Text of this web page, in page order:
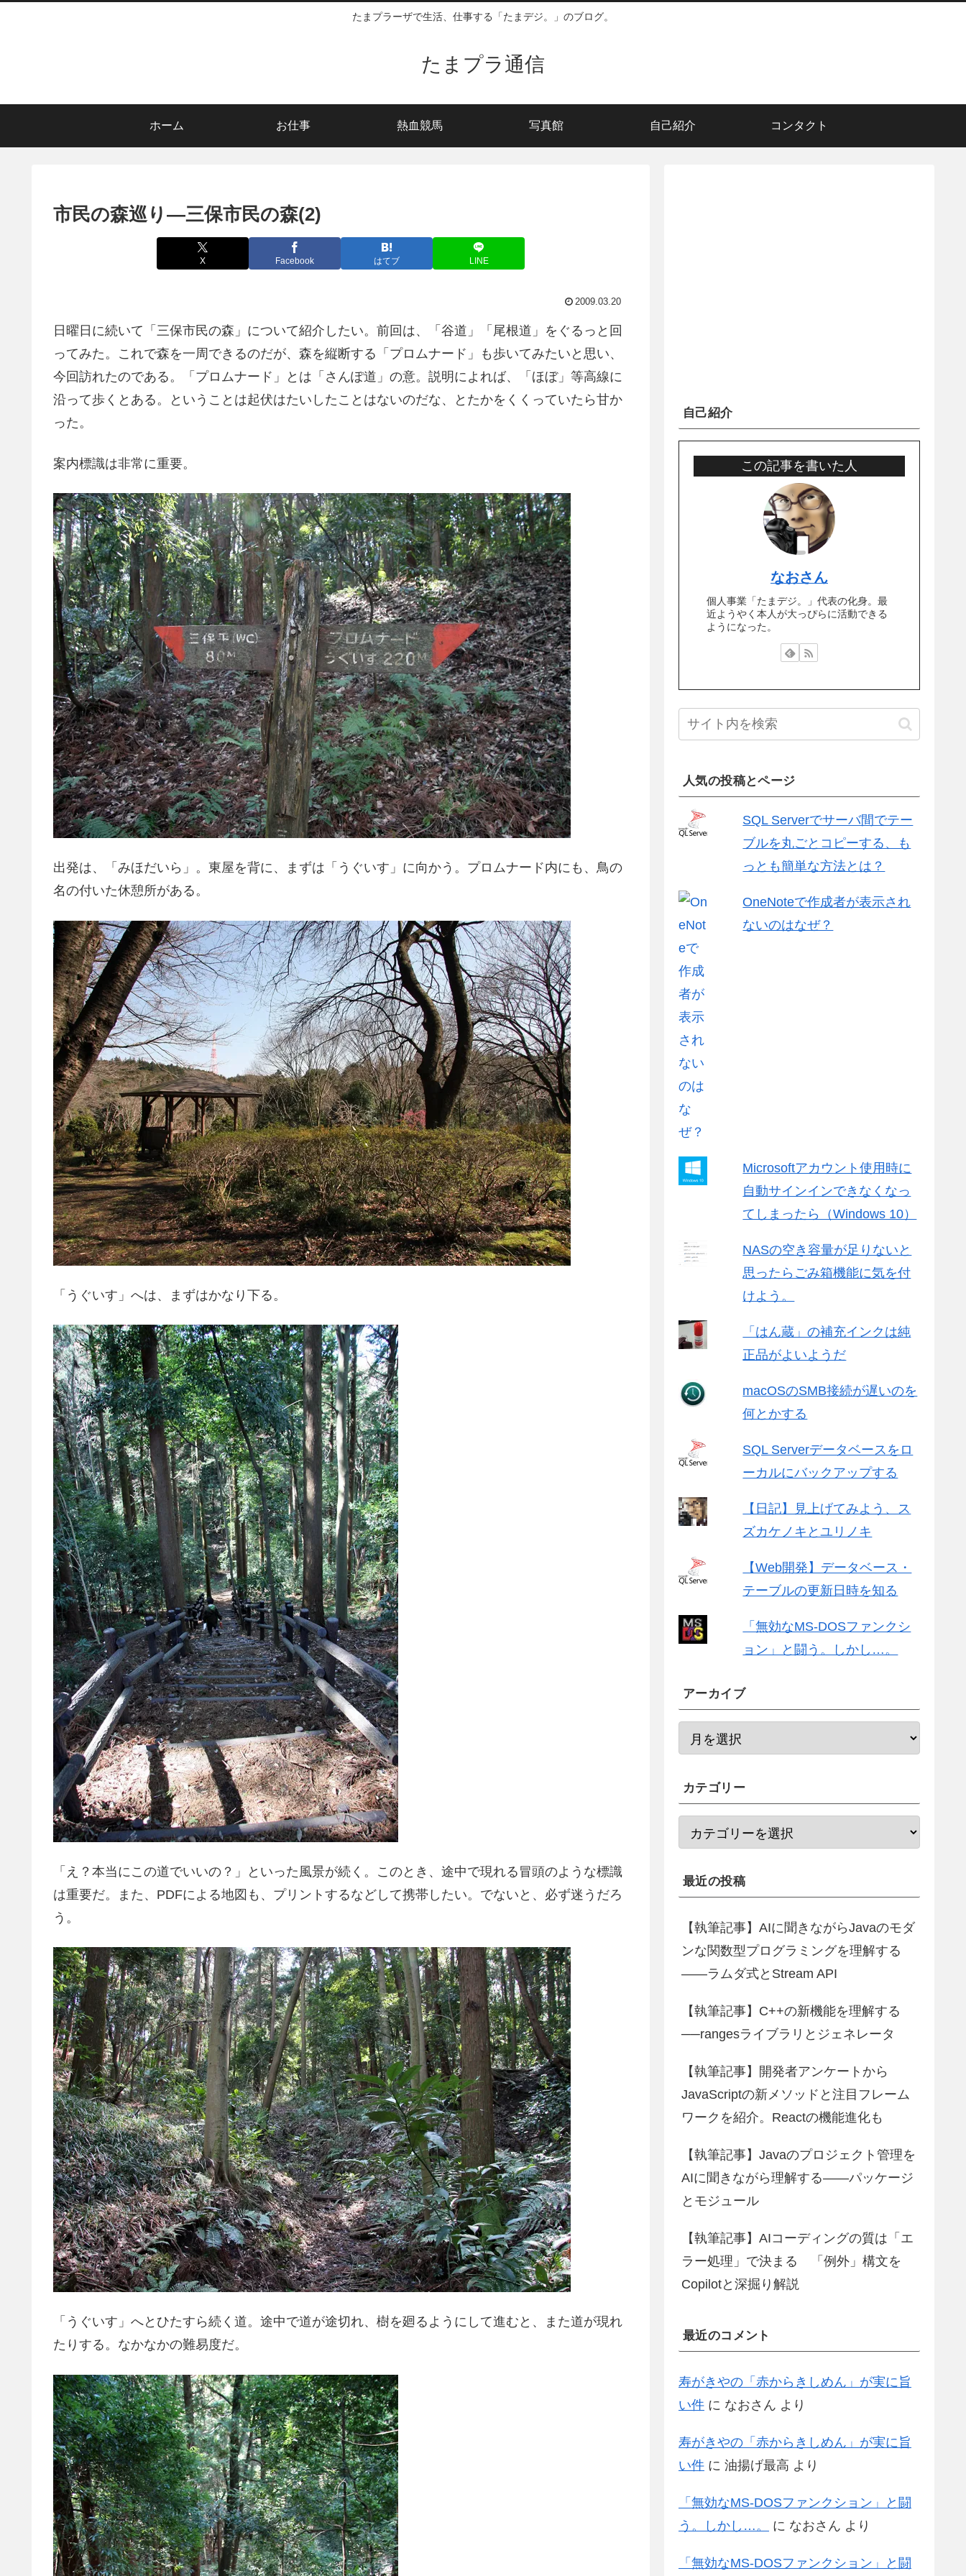
たまプラーザで生活、仕事する「たまデジ。」のブログ。
たまプラ通信
ホーム お仕事 熱血競馬 写真館 自己紹介 コンタクト
市民の森巡り―三保市民の森(2)
X Facebook はてブ LINE
2009.03.20
日曜日に続いて「三保市民の森」について紹介したい。前回は、「谷道」「尾根道」をぐるっと回
ってみた。これで森を一周できるのだが、森を縦断する「プロムナード」も歩いてみたいと思い、
今回訪れたのである。「プロムナード」とは「さんぽ道」の意。説明によれば、「ほぼ」等高線に
沿って歩くとある。ということは起伏はたいしたことはないのだな、とたかをくくっていたら甘か
った。
案内標識は非常に重要。
出発は、「みほだいら」。東屋を背に、まずは「うぐいす」に向かう。プロムナード内にも、鳥の
名の付いた休憩所がある。
「うぐいす」へは、まずはかなり下る。
「え？本当にこの道でいいの？」といった風景が続く。このとき、途中で現れる冒頭のような標識
は重要だ。また、PDFによる地図も、プリントするなどして携帯したい。でないと、必ず迷うだろ
う。
「うぐいす」へとひたすら続く道。途中で道が途切れ、樹を廻るようにして進むと、また道が現れ
たりする。なかなかの難易度だ。
自己紹介
この記事を書いた人
なおさん
個人事業「たまデジ。」代表の化身。最
近ようやく本人が大っぴらに活動できる
ようになった。
人気の投稿とページ
SQL Serverでサーバ間でテー
ブルを丸ごとコピーする、も
っとも簡単な方法とは？
OneNoteで作成者が表示され
ないのはなぜ？
Microsoftアカウント使用時に
自動サインインできなくなっ
てしまったら（Windows 10）
NASの空き容量が足りないと
思ったらごみ箱機能に気を付
けよう。
「はん蔵」の補充インクは純
正品がよいようだ
macOSのSMB接続が遅いのを
何とかする
SQL Serverデータベースをロ
ーカルにバックアップする
【日記】見上げてみよう、ス
ズカケノキとユリノキ
【Web開発】データベース・
テーブルの更新日時を知る
「無効なMS-DOSファンクシ
ョン」と闘う。しかし…。
アーカイブ
カテゴリー
最近の投稿
【執筆記事】AIに聞きながらJavaのモダ
ンな関数型プログラミングを理解する
――ラムダ式とStream API
【執筆記事】C++の新機能を理解する
──rangesライブラリとジェネレータ
【執筆記事】開発者アンケートから
JavaScriptの新メソッドと注目フレーム
ワークを紹介。Reactの機能進化も
【執筆記事】Javaのプロジェクト管理を
AIに聞きながら理解する――パッケージ
とモジュール
【執筆記事】AIコーディングの質は「エ
ラー処理」で決まる 「例外」構文を
Copilotと深掘り解説
最近のコメント
寿がきやの「赤からきしめん」が実に旨
い件 に なおさん より
寿がきやの「赤からきしめん」が実に旨
い件 に 油揚げ最高 より
「無効なMS-DOSファンクション」と闘
う。しかし…。
に なおさん より
「無効なMS-DOSファンクション」と闘